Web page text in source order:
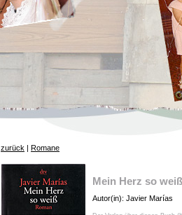
zurück | Romane
Mein Herz so weiß
Autor(in): Javier Marías